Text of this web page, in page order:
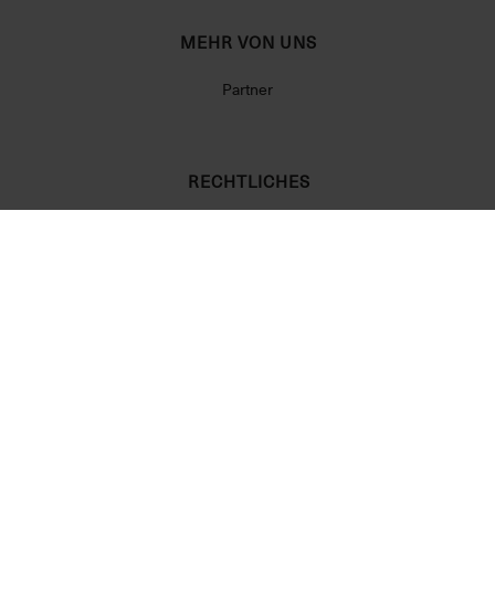
MEHR VON UNS
Partner
RECHTLICHES